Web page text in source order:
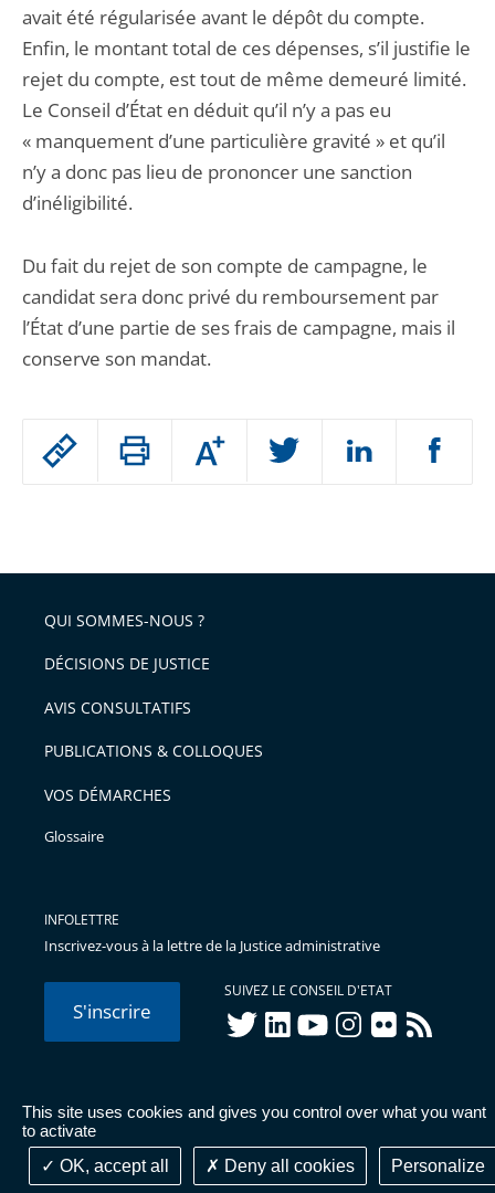
This site uses cookies and gives you control over what you want
to activate
OK, accept all
Deny all cookies Personalize
Passer
arriver
après
Augmenter
ou
l'article
pour
avant
avait été régularisée avant le dépôt du compte.
Enfin, le montant total de ces dépenses, s’il justifie le
rejet du compte, est tout de même demeuré limité.
Le Conseil d’État en déduit qu’il n’y a pas eu
« manquement d’une particulière gravité » et qu’il
n’y a donc pas lieu de prononcer une sanction
d’inéligibilité.
Du fait du rejet de son compte de campagne, le
candidat sera donc privé du remboursement par
l’État d’une partie de ses frais de campagne, mais il
conserve son mandat.
QUI SOMMES-NOUS ?
DÉCISIONS DE JUSTICE
AVIS CONSULTATIFS
PUBLICATIONS & COLLOQUES
VOS DÉMARCHES
Glossaire
INFOLETTRE
Inscrivez-vous à la lettre de la Justice administrative
S'inscrire
SUIVEZ LE CONSEIL D'ETAT
twitterlinkedInyoutubeinstagram
flickr rss
© Conseil d'État 2026 - Mentions légales
Données
personnelles-Publications administratives-Accessibilité :
partiellement conforme